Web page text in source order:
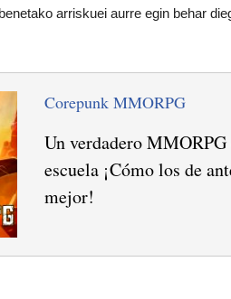
arriskuei aurre egin behar
Corepunk MMORPG
Un verdadero
escuela ¡Cómo los de
mejor!